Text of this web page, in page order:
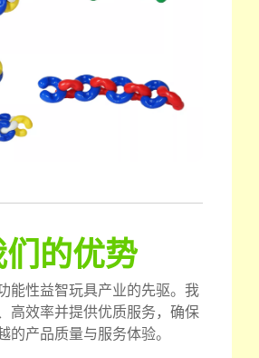
们的优势
能性益智玩具产业的先驱。我
高效率并提供优质服务，确保
的产品质量与服务体验。